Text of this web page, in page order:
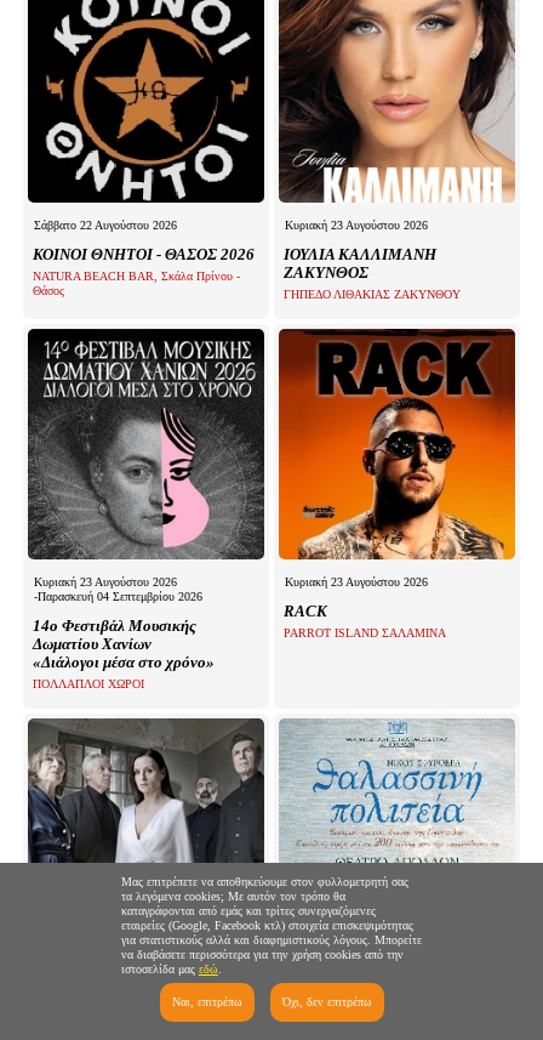
Σάββατο 22 Αυγούστου 2026
ΚΟΙΝΟΙ ΘΝΗΤΟΙ - ΘΑΣΟΣ 2026
NATURA BEACH BAR, Σκάλα Πρίνου -
Θάσος
Κυριακή 23 Αυγούστου 2026
ΙΟΥΛΙΑ ΚΑΛΛΙΜΑΝΗ
ΖΑΚΥΝΘΟΣ
ΓΗΠΕΔΟ ΛΙΘΑΚΙΑΣ ΖΑΚΥΝΘΟΥ
Κυριακή 23 Αυγούστου 2026
-Παρασκευή 04 Σεπτεμβρίου 2026
14ο Φεστιβάλ Μουσικής
Δωματίου Χανίων
«Διάλογοι μέσα στο χρόνο»
ΠΟΛΛΑΠΛΟΙ ΧΩΡΟΙ
Κυριακή 23 Αυγούστου 2026
RACK
PARROT ISLAND ΣΑΛΑΜΙΝΑ
Δευτέρα 24 Αυγούστου 2026
Ευριπίδη, ΜΗΔΕΙΑ
ΑΝΟΙΧΤΟ ΘΕΑΤΡΟ ΧΩΡΑΣ ΑΝΔΡΟΥ
-Πέμπτη 27 Αυγούστου 2026
Θαλασσινή Πολιτεία
Μας επιτρέπετε να αποθηκεύουμε στον φυλλομετρητή σας
τα λεγόμενα cookies; Με αυτόν τον τρόπο θα
καταγράφονται από εμάς και τρίτες συνεργαζόμενες
εταιρείες (Google, Facebook κτλ) στοιχεία επισκεψιμότητας
για στατιστικούς αλλά και διαφημιστικούς λόγους. Μπορείτε
να διαβάσετε περισσότερα για την χρήση cookies από την
ιστοσελίδα μας εδώ
Ναι, επιτρέπω Όχι, δεν επιτρέπω